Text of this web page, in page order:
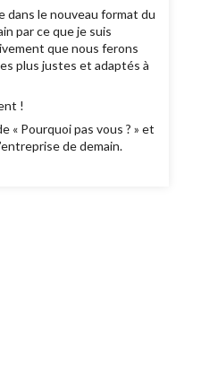
dans le nouveau format du
par ce que je suis
que nous ferons
plus justes et adaptés à
!
« Pourquoi pas vous ? » et
de demain.